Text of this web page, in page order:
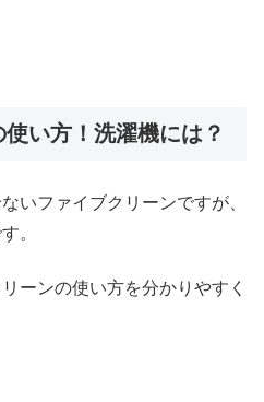
い方！洗濯機には？
いファイブクリーンですが、
。
ーンの使い方を分かりやすく